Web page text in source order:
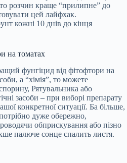
розчин краще “прилипне” до
цей лайфхак.
кожні 10 днів до кінця
на томатах
фунгіцид від фітофтори на
а “хімія”, то можете
Рятувальника або
засоби – при виборі препарату
конкретної ситуації. Ба більше,
дуже обережно,
обприскування або пізно
палюче сонце спалить листя.